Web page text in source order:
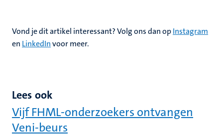
Vond je dit artikel interessant? Volg ons dan opInstagram
en LinkedInvoor meer.
Lees ook
Vijf FHML-onderzoekers ontvangen
Veni-beurs